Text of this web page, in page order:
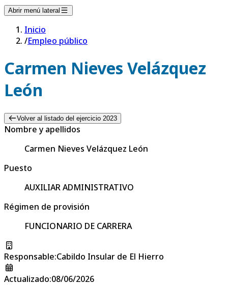
Abrir menú lateral
Inicio
/Empleo público
Carmen Nieves Velázquez
León
Volver al listado del ejercicio 2023
Nombre y apellidos
Carmen Nieves Velázquez León
Puesto
AUXILIAR ADMINISTRATIVO
Régimen de provisión
FUNCIONARIO DE CARRERA
Responsable:Cabildo Insular de El Hierro
Actualizado:08/06/2026